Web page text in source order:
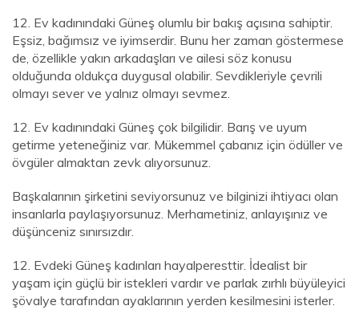
12. Ev kadınındaki Güneş olumlu bir bakış açısına sahiptir.
Eşsiz, bağımsız ve iyimserdir. Bunu her zaman göstermese
de, özellikle yakın arkadaşları ve ailesi söz konusu
olduğunda oldukça duygusal olabilir. Sevdikleriyle çevrili
olmayı sever ve yalnız olmayı sevmez.
12. Ev kadınındaki Güneş çok bilgilidir. Barış ve uyum
getirme yeteneğiniz var. Mükemmel çabanız için ödüller ve
övgüler almaktan zevk alıyorsunuz.
Başkalarının şirketini seviyorsunuz ve bilginizi ihtiyacı olan
insanlarla paylaşıyorsunuz. Merhametiniz, anlayışınız ve
düşünceniz sınırsızdır.
12. Evdeki Güneş kadınları hayalperesttir. İdealist bir
yaşam için güçlü bir istekleri vardır ve parlak zırhlı büyüleyici
şövalye tarafından ayaklarının yerden kesilmesini isterler.